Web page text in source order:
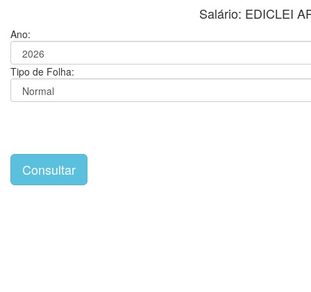
Salário: EDICLEI
Ano:
Tipo de Folha: